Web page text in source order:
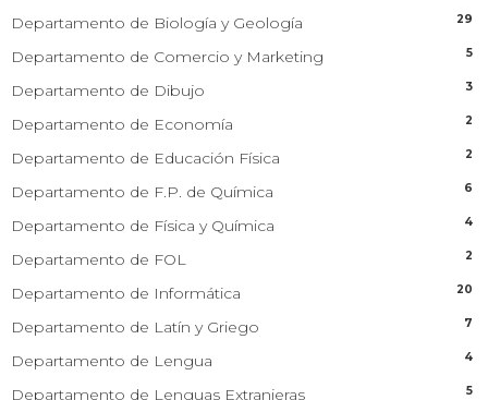
Departamento de Biología y Geología 29
Departamento de Comercio y Marketing 5
Departamento de Dibujo 3
Departamento de Economía 2
Departamento de Educación Física 2
Departamento de F.P. de Química 6
Departamento de Física y Química 4
Departamento de FOL 2
Departamento de Informática 20
Departamento de Latín y Griego 7
Departamento de Lengua 4
Departamento de Lenguas Extranjeras 5